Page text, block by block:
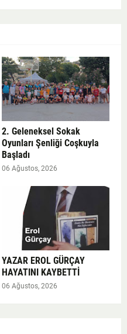
2. Geleneksel Sokak
Oyunları Şenliği Coşkuyla
Başladı
06 Ağustos, 2026
YAZAR EROL GÜRÇAY
HAYATINI KAYBETTİ
06 Ağustos, 2026